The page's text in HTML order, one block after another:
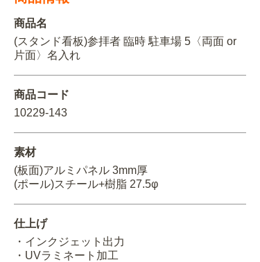
ORIGINAL ORDER
商品名
(スタンド看板)参拝者 臨時 駐車場 5〈両面 or
片面〉名入れ
商品コード
10229-143
素材
(板面)アルミパネル 3mm厚
(ポール)スチール+樹脂 27.5φ
仕上げ
・インクジェット出力
・UVラミネート加工